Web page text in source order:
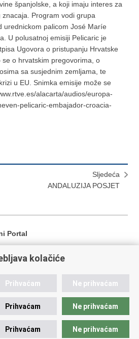
španjolske, a koji imaju interes za
Program vodi grupa
urednickom palicom José Maríe
U polusatnoj emisiji Pelicaric je
Ugovora o pristupanju Hrvatske
se o hrvatskim pregovorima, o
sa susjednim zemljama, te
u EU. Snimka emisije može se
alacarta/audios/europa-
pelicaric-embajador-croacia-
Sljedeća
ANDALUZIJA POSJET
Portal
Zagreb
kolačiće
Prihvaćam Ne prihvaćam
Prihvaćam Ne prihvaćam
Prihvaćam Ne prihvaćam